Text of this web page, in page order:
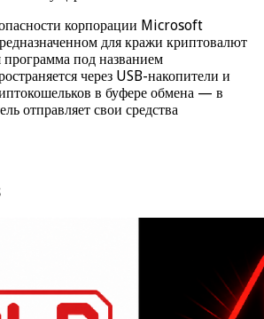
корпорации Microsoft
для кражи криптовалют
программа под названием
через USB-накопители и
в буфере обмена — в
отправляет свои средства